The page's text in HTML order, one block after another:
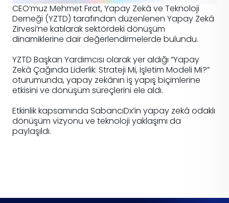
CEO’muz Mehmet Fırat, Yapay Zekâ ve Teknoloji
Derneği (YZTD) tarafından düzenlenen Yapay Zekâ
Zirvesi’ne katılarak sektördeki dönüşüm
dinamiklerine dair değerlendirmelerde bulundu.
YZTD Başkan Yardımcısı olarak yer aldığı “Yapay
Zekâ Çağında Liderlik: Strateji Mi, İşletim Modeli Mi?”
oturumunda, yapay zekânın iş yapış biçimlerine
etkisini ve dönüşüm süreçlerini ele aldı.
Etkinlik kapsamında SabancıDx’in yapay zekâ odaklı
dönüşüm vizyonu ve teknoloji yaklaşımı da
paylaşıldı.